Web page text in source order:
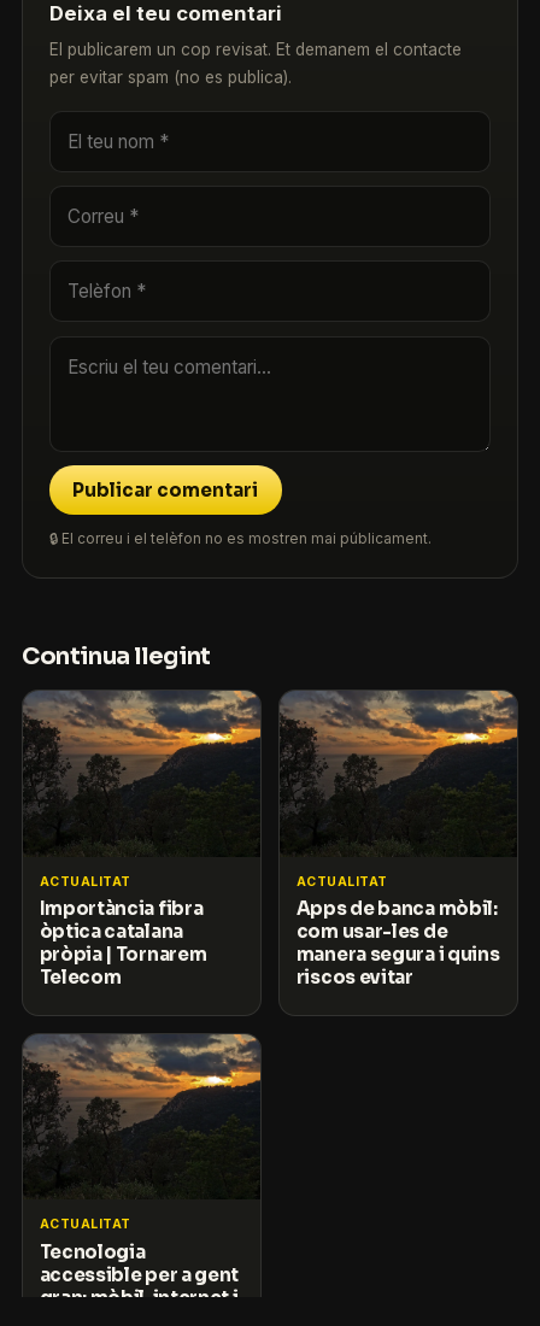
Deixa el teu comentari
El publicarem un cop revisat. Et demanem el contacte
per evitar spam (no es publica).
Publicar comentari
🔒 El correu i el telèfon no es mostren mai públicament.
Continua llegint
ACTUALITAT
Importància fibra
òptica catalana
pròpia | Tornarem
Telecom
ACTUALITAT
Apps de banca mòbil:
com usar-les de
manera segura i quins
riscos evitar
ACTUALITAT
Tecnologia
accessible per a gent
gran: mòbil, internet i